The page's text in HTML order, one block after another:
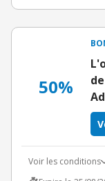
50%
Voir les conditions